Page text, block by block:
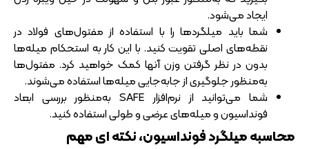
ایجاد می‌شود.
شما باید میلگرد‌ها را با استفاده از مفتول‌های فولاد در
نقطه‌های اصلی تقویت کنید. با این کار به استحکام میله‌ها
بدون در نظر گرفتن وزن آنها کمک خواهید کرد. مفتول‌ها
به‌منظور جلوگیری از جابه‌جایی میله‌ها استفاده می‌شوند.
شما می‌توانید از نرم‌افزار SAFE به‌منظور بررسی ابعاد
فونداسیون و میله‌های عرضی و طولی استفاده کنید.
محاسبه میلگرد فونداسیون، نکته ای مهم